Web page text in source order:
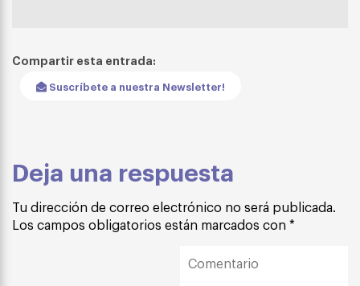
Compartir esta entrada:
Suscríbete a nuestra Newsletter!
Deja una respuesta
Tu dirección de correo electrónico no será publicada.
Los campos obligatorios están marcados con *